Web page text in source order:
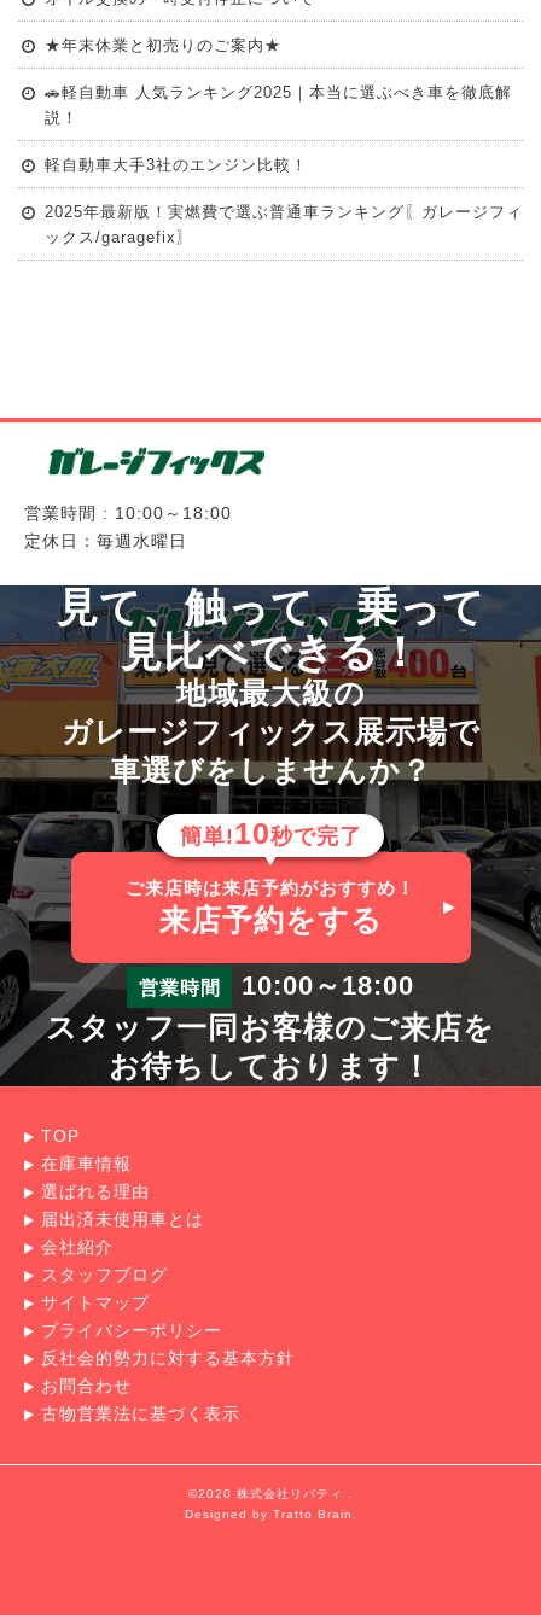
★年末休業と初売りのご案内★
🚗軽自動車 人気ランキング2025｜本当に選ぶべき車を徹底解
説！
軽自動車大手3社のエンジン比較！
2025年最新版！実燃費で選ぶ普通車ランキング〖ガレージフィ
ックス/garagefix〗
営業時間 : 10:00～18:00
定休日：毎週水曜日
見て、触って、乗って
見比べできる！
地域最大級の
ガレージフィックス展示場で
車選びをしませんか？
簡単!10秒で完了
ご来店時は来店予約がおすすめ！
来店予約をする
営業時間 10:00～18:00
スタッフ一同お客様のご来店を
お待ちしております！
TOP
在庫車情報
選ばれる理由
届出済未使用車とは
会社紹介
スタッフブログ
サイトマップ
プライバシーポリシー
反社会的勢力に対する基本方針
お問合わせ
古物営業法に基づく表示
©2020 株式会社リバティ .
Designed by Tratto Brain